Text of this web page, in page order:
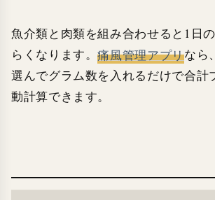
魚介類と肉類を組み合わせると1日
らくなります。痛風管理アプリなら
選んでグラム数を入れるだけで合計
動計算できます。